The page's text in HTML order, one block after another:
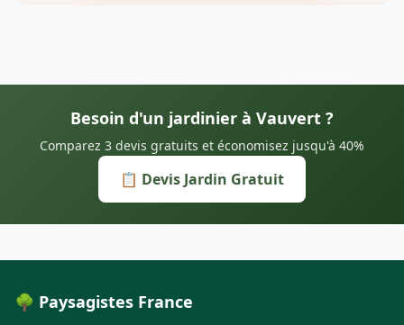
Besoin d'un jardinier à Vauvert ?
Comparez 3 devis gratuits et économisez jusqu'à 40%
📋 Devis Jardin Gratuit
🌳 Paysagistes France